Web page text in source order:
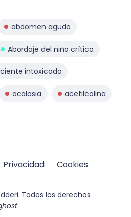
abdomen agudo
Abordaje del niño crítico
intoxicado
acalasia acetilcolina
Privacidad Cookies
Todos los derechos
.